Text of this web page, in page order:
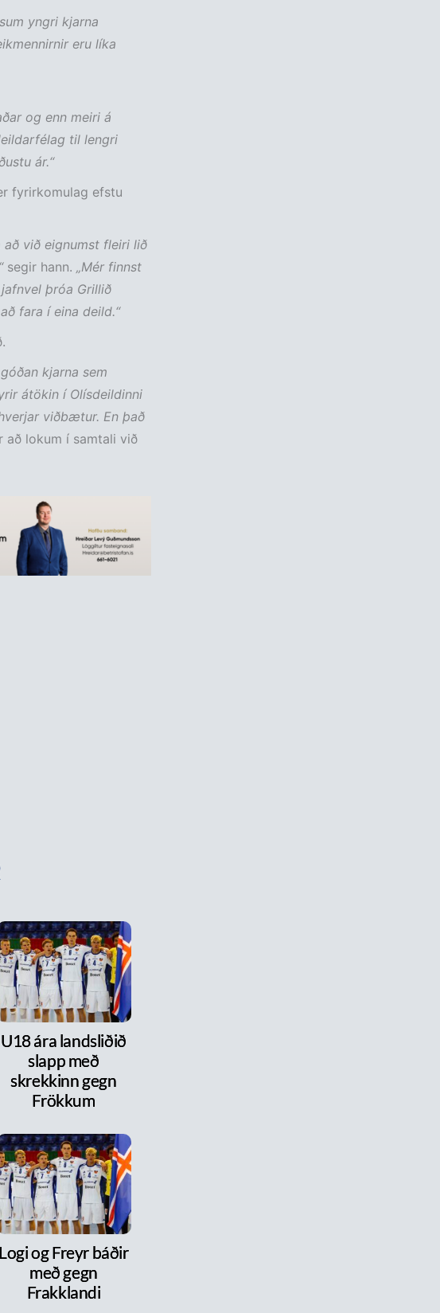
yngri kjarna
eru líka
og enn meiri á
til lengri
ár.“
fyrirkomulag efstu
við eignumst fleiri lið
segir hann. „Mér finnst
þróa Grillið
fara í eina deild.“
kjarna sem
átökin í Olísdeildinni
viðbætur. En það
að lokum í samtali við
U18 ára landsliðið
slapp með
skrekkinn gegn
Frökkum
Logi og Freyr báðir
með gegn
Frakklandi